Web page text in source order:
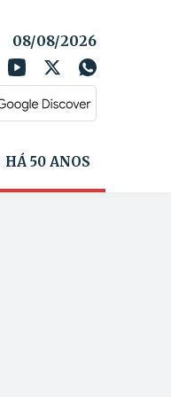
08/08/2026
HÁ 50 ANOS